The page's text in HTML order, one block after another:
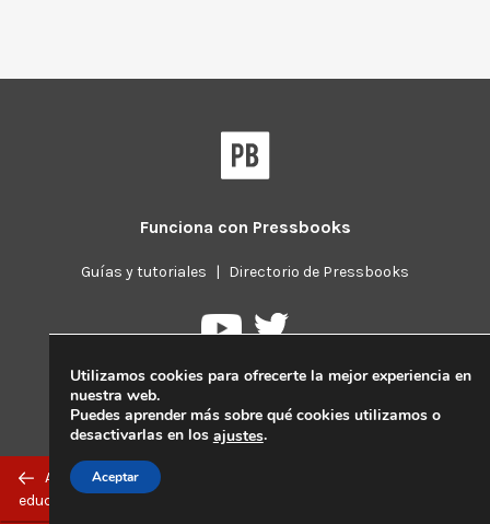
Previous/next
navigation
Anterior: Aprendizaje analítico y minería de datos
educativos
Funciona con Pressbooks
Guías y tutoriales | Directorio de Pressbooks
Pressbooks
YouTube
Pressbooks
Twitter
Utilizamos cookies para ofrecerte la mejor experiencia en
nuestra web.
Puedes aprender más sobre qué cookies utilizamos o
desactivarlas en los ajustes.
Aceptar